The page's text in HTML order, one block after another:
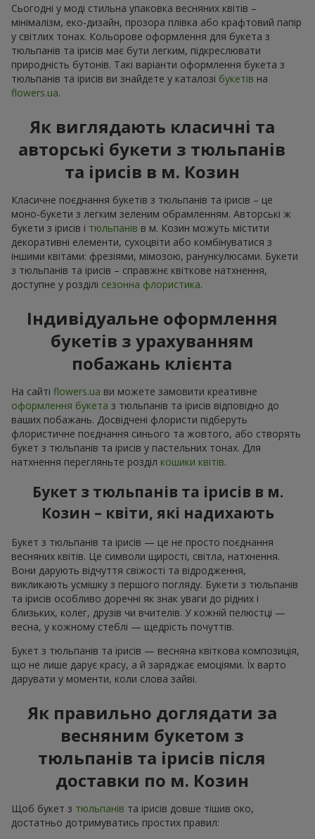
Сьогодні у моді стильна упаковка весняних квітів –
мінімалізм, еко-дизайн, прозора плівка або крафтовий папір
у світлих тонах. Кольорове оформлення для букета з
тюльпанів та ірисів має бути легким, підкреслювати
природність бутонів. Такі варіанти оформлення букета з
тюльпанів та ірисів ви знайдете у каталозі букетів на
flowers.ua.
Як виглядають класичні та
авторські букети з тюльпанів
та ірисів в м. Козин
Класичне поєднання букетів з тюльпанів та ірисів – це
моно-букети з легким зеленим обрамленням. Авторські ж
букети з ірисів і тюльпанів в м. Козин можуть містити
декоративні елементи, сухоцвіти або комбінуватися з
іншими квітами: фрезіями, мімозою, ранункулюсами. Букети
з тюльпанів та ірисів – справжнє квіткове натхнення,
доступне у розділі сезонна флористика.
Індивідуальне оформлення
букетів з урахуванням
побажань клієнта
На сайті flowers.ua ви можете замовити креативне
оформлення букета з тюльпанів та ірисів відповідно до
ваших побажань. Досвідчені флористи підберуть
флористичне поєднання синього та жовтого, або створять
букет з тюльпанів та ірисів у пастельних тонах. Для
натхнення перегляньте розділ кошики квітів.
Букет з тюльпанів та ірисів в м.
Козин – квіти, які надихають
Букет з тюльпанів та ірисів — це не просто поєднання
весняних квітів. Це символи щирості, світла, натхнення.
Вони дарують відчуття свіжості та відродження,
викликають усмішку з першого погляду. Букети з тюльпанів
та ірисів особливо доречні як знак уваги до рідних і
близьких, колег, друзів чи вчителів. У кожній пелюстці —
весна, у кожному стеблі — щедрість почуттів.
Букет з тюльпанів та ірисів — весняна квіткова композиція,
що не лише дарує красу, а й заряджає емоціями. Їх варто
дарувати у моменти, коли слова зайві.
Як правильно доглядати за
весняним букетом з
тюльпанів та ірисів після
доставки по м. Козин
Щоб букет з тюльпанів та ірисів довше тішив око,
достатньо дотримуватись простих правил: